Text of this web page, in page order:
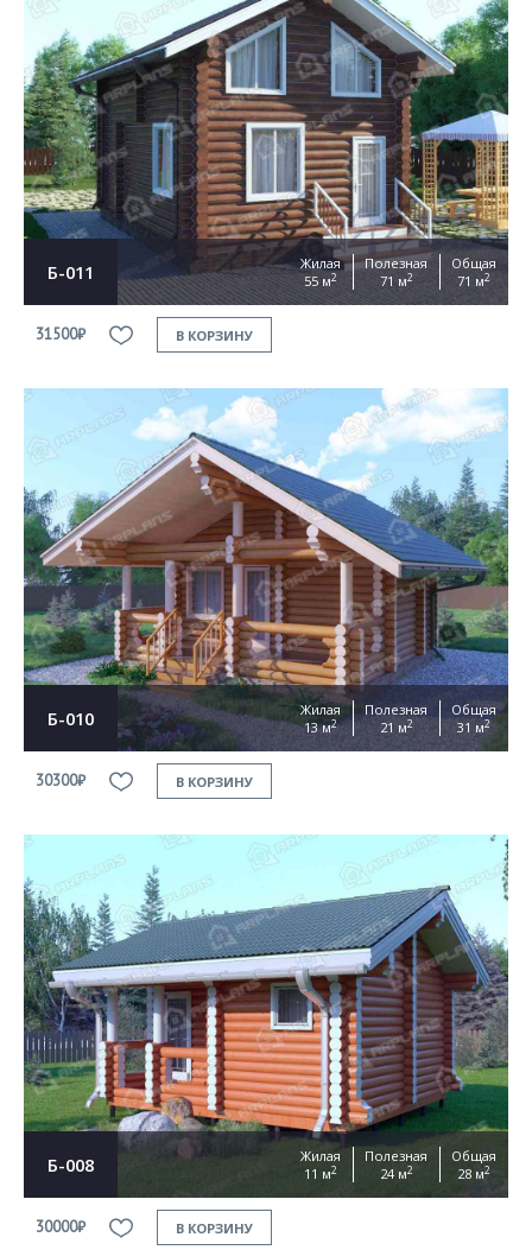
Б-011
Жилая
55 м2
Полезная
71 м2
Общая
71 м2
31500₽ В КОРЗИНУ
Б-010
Жилая
13 м2
Полезная
21 м2
Общая
31 м2
30300₽ В КОРЗИНУ
Б-008
Жилая
11 м2
Полезная
24 м2
Общая
28 м2
30000₽ В КОРЗИНУ